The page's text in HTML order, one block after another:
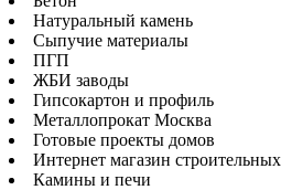
Натуральный камень
Сыпучие материалы
ПГП
ЖБИ заводы
Гипсокартон и профиль
Металлопрокат Москва
Готовые проекты домов
Интернет магазин
Камины и печи